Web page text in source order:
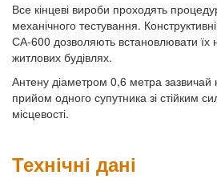
Все кінцеві вироби проходять
механічного тестування.
СА-600 дозволяють встановлювати їх
житлових будівлях.
Антену діаметром 0,6 метра
прийом одного супутника зі стійким
місцевості.
Технічні дані